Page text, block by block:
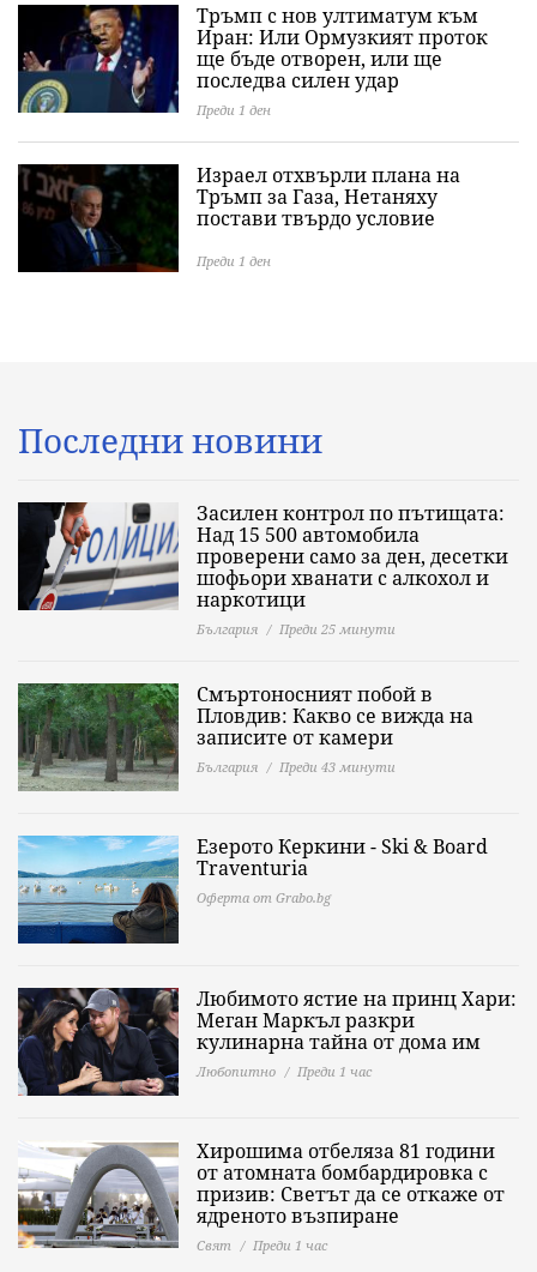
Тръмп с нов ултиматум към
Иран: Или Ормузкият проток
ще бъде отворен, или ще
последва силен удар
Преди 1 ден
Израел отхвърли плана на
Тръмп за Газа, Нетаняху
постави твърдо условие
Преди 1 ден
Последни новини
Засилен контрол по пътищата:
Над 15 500 автомобила
проверени само за ден, десетки
шофьори хванати с алкохол и
наркотици
България Преди 25 минути
Смъртоносният побой в
Пловдив: Какво се вижда на
записите от камери
България Преди 43 минути
Езерото Керкини - Ski & Board
Traventuria
Оферта от Grabo.bg
Любимото ястие на принц Хари:
Меган Маркъл разкри
кулинарна тайна от дома им
Любопитно Преди 1 час
Хирошима отбеляза 81 години
от атомната бомбардировка с
призив: Светът да се откаже от
ядреното възпиране
Свят Преди 1 час